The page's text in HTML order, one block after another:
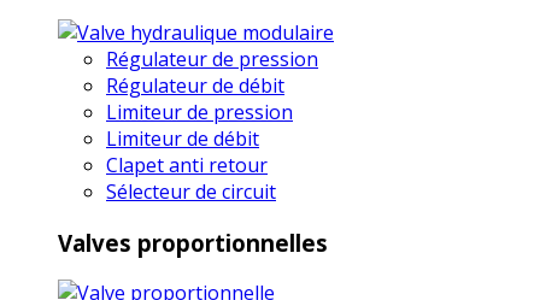
Régulateur de pression
Régulateur de débit
Limiteur de pression
Limiteur de débit
Clapet anti retour
Sélecteur de circuit
Valves proportionnelles